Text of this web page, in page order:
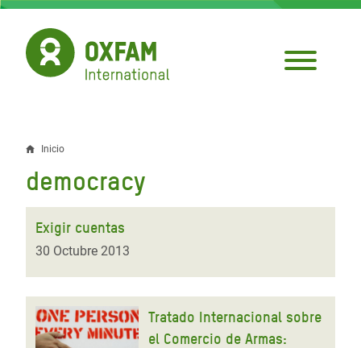
Pasar
contenido
principal
Sobrescribir
enlaces
de
ayuda
a
la
navegación
Inicio
democracy
Exigir cuentas
30 Octubre 2013
Tratado Internacional sobre
el Comercio de Armas: